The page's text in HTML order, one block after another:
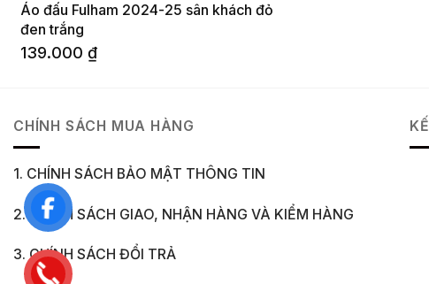
Áo đấu Fulham 2024-25 sân khách đỏ
đen trắng
139.000 ₫
CHÍNH SÁCH MUA HÀNG
1. CHÍNH SÁCH BẢO MẬT THÔNG TIN
2. CHÍNH SÁCH GIAO, NHẬN HÀNG VÀ KIỂM HÀNG
3. CHÍNH SÁCH ĐỔI TRẢ